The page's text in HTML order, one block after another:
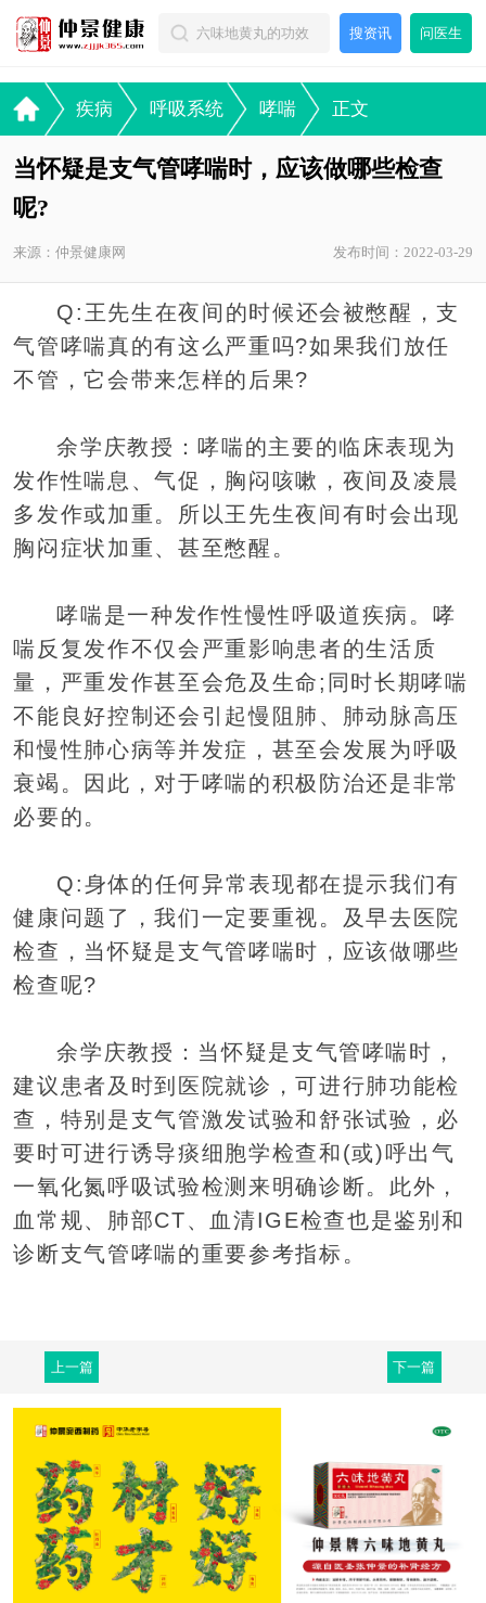
搜资讯 问医生
疾病 呼吸系统 哮喘 正文
当怀疑是支气管哮喘时，应该做哪些检查
呢?
来源：仲景健康网 发布时间：2022-03-29
Q:王先生在夜间的时候还会被憋醒，支
气管哮喘真的有这么严重吗?如果我们放任
不管，它会带来怎样的后果?
余学庆教授：哮喘的主要的临床表现为
发作性喘息、气促，胸闷咳嗽，夜间及凌晨
多发作或加重。所以王先生夜间有时会出现
胸闷症状加重、甚至憋醒。
哮喘是一种发作性慢性呼吸道疾病。哮
喘反复发作不仅会严重影响患者的生活质
量，严重发作甚至会危及生命;同时长期哮喘
不能良好控制还会引起慢阻肺、肺动脉高压
和慢性肺心病等并发症，甚至会发展为呼吸
衰竭。因此，对于哮喘的积极防治还是非常
必要的。
Q:身体的任何异常表现都在提示我们有
健康问题了，我们一定要重视。及早去医院
检查，当怀疑是支气管哮喘时，应该做哪些
检查呢?
余学庆教授：当怀疑是支气管哮喘时，
建议患者及时到医院就诊，可进行肺功能检
查，特别是支气管激发试验和舒张试验，必
要时可进行诱导痰细胞学检查和(或)呼出气
一氧化氮呼吸试验检测来明确诊断。此外，
血常规、肺部CT、血清IGE检查也是鉴别和
诊断支气管哮喘的重要参考指标。
上一篇 下一篇